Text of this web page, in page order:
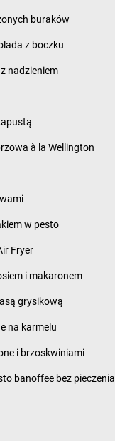
buraków
z boczku
nadzieniem
à la Wellington
w pesto
Fryer
i makaronem
grysikową
na karmelu
i brzoskwiniami
banoffee bez pieczenia